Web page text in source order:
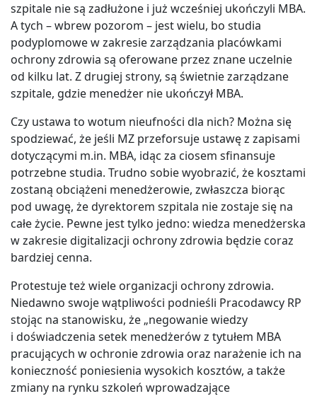
szpitale nie są zadłużone i już wcześniej ukończyli MBA.
A tych – wbrew pozorom – jest wielu, bo studia
podyplomowe w zakresie zarządzania placówkami
ochrony zdrowia są oferowane przez znane uczelnie
od kilku lat. Z drugiej strony, są świetnie zarządzane
szpitale, gdzie menedżer nie ukończył MBA.
Czy ustawa to wotum nieufności dla nich? Można się
spodziewać, że jeśli MZ przeforsuje ustawę z zapisami
dotyczącymi m.in. MBA, idąc za ciosem sfinansuje
potrzebne studia. Trudno sobie wyobrazić, że kosztami
zostaną obciążeni menedżerowie, zwłaszcza biorąc
pod uwagę, że dyrektorem szpitala nie zostaje się na
całe życie. Pewne jest tylko jedno: wiedza menedżerska
w zakresie digitalizacji ochrony zdrowia będzie coraz
bardziej cenna.
Protestuje też wiele organizacji ochrony zdrowia.
Niedawno swoje wątpliwości podnieśli Pracodawcy RP
stojąc na stanowisku, że „negowanie wiedzy
i doświadczenia setek menedżerów z tytułem MBA
pracujących w ochronie zdrowia oraz narażenie ich na
konieczność poniesienia wysokich kosztów, a także
zmiany na rynku szkoleń wprowadzające